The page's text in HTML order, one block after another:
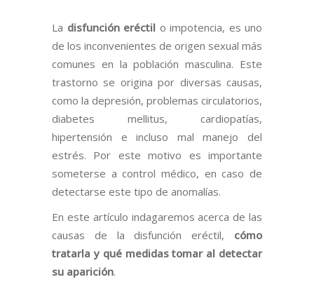
La disfunción eréctil o impotencia, es uno
de los inconvenientes de origen sexual más
comunes en la población masculina. Este
trastorno se origina por diversas causas,
como la depresión, problemas circulatorios,
diabetes mellitus, cardiopatías,
hipertensión e incluso mal manejo del
estrés. Por este motivo es importante
someterse a control médico, en caso de
detectarse este tipo de anomalías.
En este artículo indagaremos acerca de las
causas de la disfunción eréctil, cómo
tratarla y qué medidas tomar al detectar
su aparición.